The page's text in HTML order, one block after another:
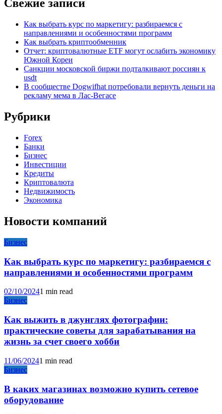
Свежие записи
Как выбрать курс по маркетигу: разбираемся с
направлениями и особенностями программ
Как выбрать криптообменник
Отчет: криптовалютные ETF могут ослабить экономику
Южной Кореи
Санкции московской биржи подталкивают россиян к
usdt
В сообществе Dogwifhat потребовали вернуть деньги на
рекламу мема в Лас-Вегасе
Рубрики
Forex
Банки
Бизнес
Инвестиции
Кредиты
Криптовалюта
Недвижимость
Экономика
Новости компаний
Бизнес
Как выбрать курс по маркетигу: разбираемся с
направлениями и особенностями программ
02/10/20241 min read
Бизнес
Как выжить в джунглях фотографии:
практические советы для зарабатывания на
жизнь за счет своего хобби
11/06/20241 min read
Бизнес
В каких магазинах возможно купить сетевое
оборудование